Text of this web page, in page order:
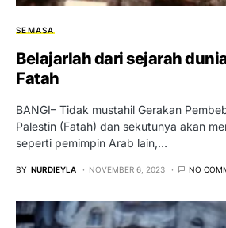
SEMASA
Belajarlah dari sejarah
Fatah
BANGI– Tidak mustahil Gerakan
Palestin (Fatah) dan sekutunya akan
seperti pemimpin Arab lain,…
BY NURDIEYLA NOVEMBER 6, 2023 NO